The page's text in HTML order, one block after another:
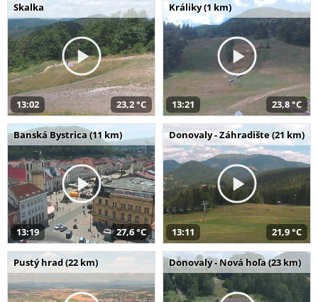
Skalka
13:02 23,2 °C
Králiky (1 km)
13:21 23,8 °C
Banská Bystrica (11 km)
13:19 27,6 °C
Donovaly - Záhradište (21 km)
13:11 21,9 °C
Pustý hrad (22 km) Donovaly - Nová hoľa (23 km)